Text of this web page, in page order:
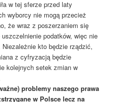
w tej sferze przed laty
wyborcy nie mogą przecież
że wraz z poszerzaniem się
podatków, więc nie
kto będzie rządzić,
z cyfryzacją będzie
kolejnych setek zmian w
problemy naszego prawa
w Polsce lecz na